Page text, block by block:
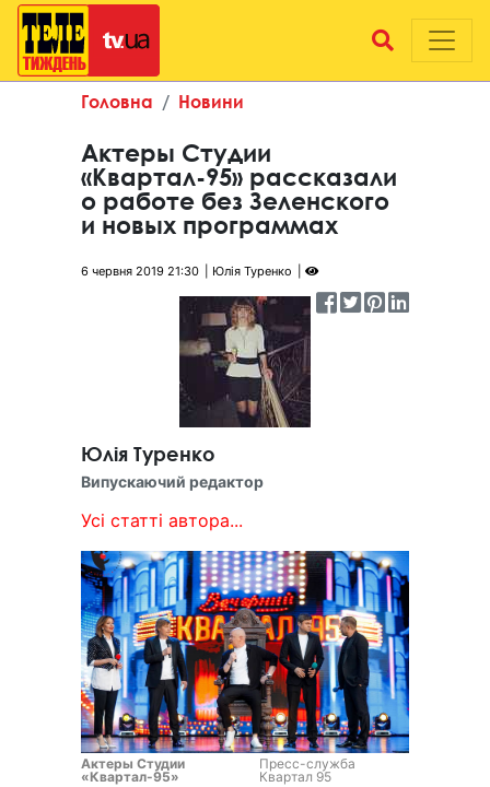
Головна Новини
Актеры Студии
«Квартал-95» рассказали
о работе без Зеленского
и новых программах
6 червня 2019 21:30 Юлія Туренко
Юлія Туренко
Випускаючий редактор
Усі статті автора...
Актеры Студии
«Квартал-95»
Пресс-служба
Квартал 95